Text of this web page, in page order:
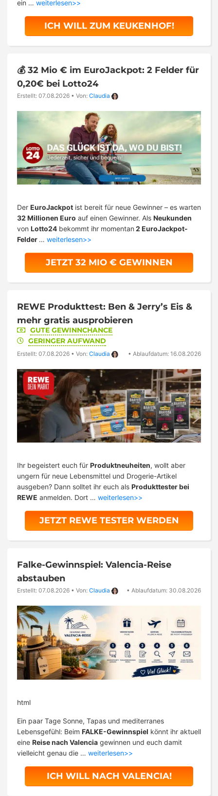
ein … weiterlesen>>
ICH WILL ZUM KEUKENHOF!
💰 32 Mio € im EuroJackpot: 2 Felder für
0,20€ bei Lotto24
Erstellt: 07.08.2026 • Von: Claudia
Der EuroJackpot ist bereit für neue Gewinner – es warten
32 Millionen Euro auf einen Gewinner. Als Neukunden
von Lotto24 bekommt ihr momentan 2 EuroJackpot-
Felder … weiterlesen>>
JETZT 32 MIO € GEWINNEN
REWE Produkttest: Ben & Jerry’s Eis &
mehr gratis ausprobieren
GUTE GEWINNCHANCE
GERINGER AUFWAND
Erstellt: 07.08.2026 • Von: Claudia • Ablaufdatum: 16.08.2026
Ihr begeistert euch für Produktneuheiten, wollt aber
ungern für neue Lebensmittel und Drogerie-Artikel
ausgeben? Dann solltet ihr euch als Produkttester bei
REWE anmelden. Dort … weiterlesen>>
JETZT REWE TESTER WERDEN
Falke-Gewinnspiel: Valencia-Reise
abstauben
Erstellt: 07.08.2026 • Von: Claudia • Ablaufdatum: 30.08.2026
html
Ein paar Tage Sonne, Tapas und mediterranes
Lebensgefühl: Beim FALKE-Gewinnspiel könnt ihr aktuell
eine Reise nach Valencia gewinnen und euch damit
vielleicht genau die … weiterlesen>>
ICH WILL NACH VALENCIA!